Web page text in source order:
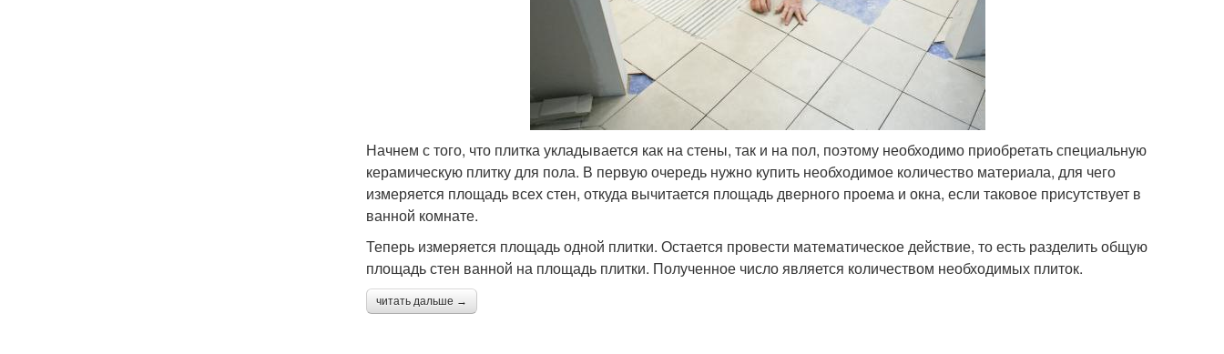
Начнем с того, что плитка укладывается как на стены, так и на пол, поэтому необходимо приобретать специальную
керамическую плитку для пола. В первую очередь нужно купить необходимое количество материала, для чего
измеряется площадь всех стен, откуда вычитается площадь дверного проема и окна, если таковое присутствует в
ванной комнате.
Теперь измеряется площадь одной плитки. Остается провести математическое действие, то есть разделить общую
площадь стен ванной на площадь плитки. Полученное число является количеством необходимых плиток.
читать дальше →